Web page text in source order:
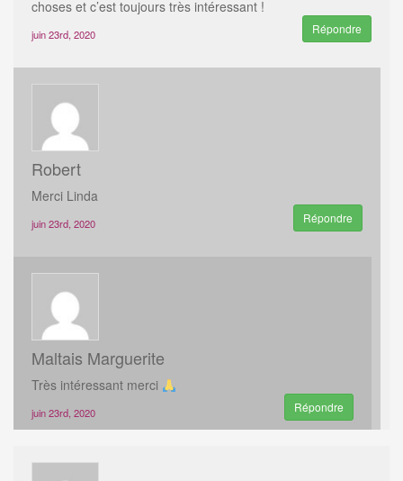
choses et c’est toujours très intéressant !
juin 23rd, 2020 Répondre
Robert
Merci Linda
juin 23rd, 2020 Répondre
Maltais Marguerite
Très intéressant merci
juin 23rd, 2020 Répondre